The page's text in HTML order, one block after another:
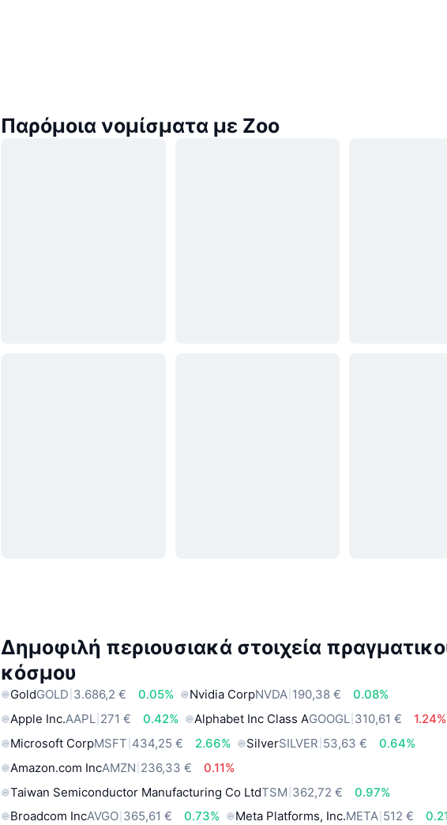
Παρόμοια νομίσματα με Zoo
Δημοφιλή περιουσιακά στοιχεία
κόσμου
GoldGOLD 3.686,2 € 0.05% Nvidia CorpNVDA 190,38 €
0.08%
Apple Inc.AAPL 271 € 0.42% Alphabet Inc Class AGOOGL 310,61 €
1.24%
Microsoft CorpMSFT 434,25 € 2.66% SilverSILVER 53,63 €
0.64%
Amazon.com IncAMZN 236,33 €
0.11%
Taiwan Semiconductor Manufacturing Co LtdTSM 362,72 €
0.97%
Broadcom IncAVGO 365,61 € 0.73% Meta Platforms, Inc.META 512 €